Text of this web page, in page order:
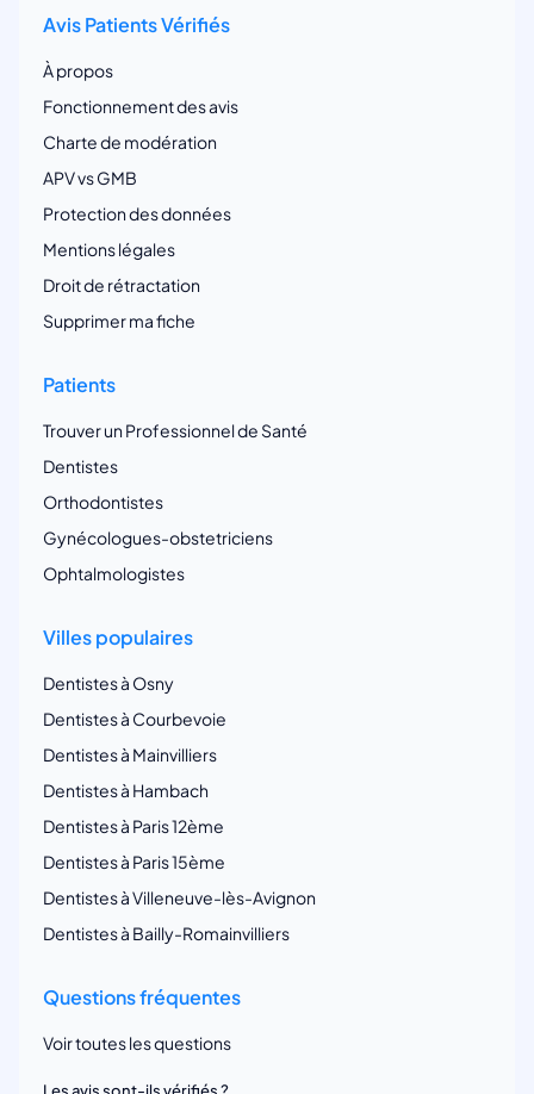
Avis Patients Vérifiés
À propos
Fonctionnement des avis
Charte de modération
APV vs GMB
Protection des données
Mentions légales
Droit de rétractation
Supprimer ma fiche
Patients
Trouver un Professionnel de Santé
Dentistes
Orthodontistes
Gynécologues-obstetriciens
Ophtalmologistes
Villes populaires
Dentistes à Osny
Dentistes à Courbevoie
Dentistes à Mainvilliers
Dentistes à Hambach
Dentistes à Paris 12ème
Dentistes à Paris 15ème
Dentistes à Villeneuve-lès-Avignon
Dentistes à Bailly-Romainvilliers
Questions fréquentes
Voir toutes les questions